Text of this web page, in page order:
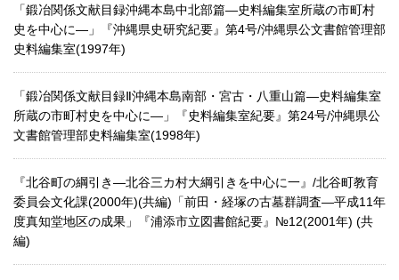
「鍛冶関係文献目録沖縄本島中北部篇―史料編集室所蔵の市町村
史を中心に―」『沖縄県史研究紀要』第4号/沖縄県公文書館管理部
史料編集室(1997年)
「鍛冶関係文献目録Ⅱ沖縄本島南部・宮古・八重山篇―史料編集室
所蔵の市町村史を中心に―」『史料編集室紀要』第24号/沖縄県公
文書館管理部史料編集室(1998年)
『北谷町の綱引き―北谷三カ村大綱引きを中心に一』/北谷町教育
委員会文化課(2000年)(共編)「前田・経塚の古墓群調査―平成11年
度真知堂地区の成果」『浦添市立図書館紀要』№12(2001年) (共
編)